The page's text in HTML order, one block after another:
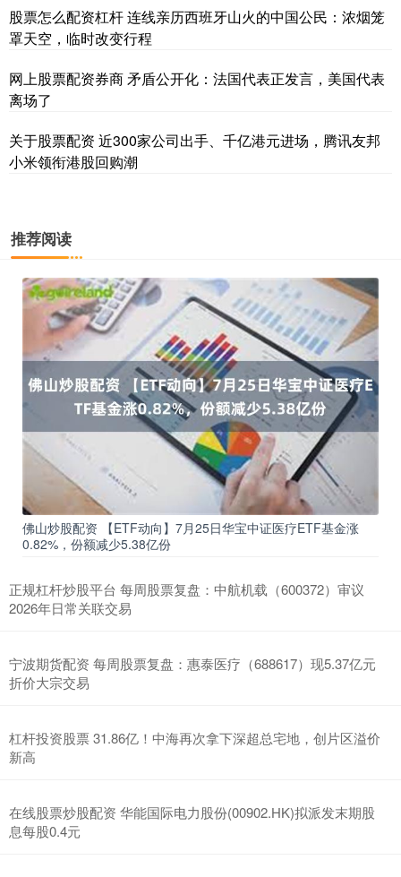
股票怎么配资杠杆 连线亲历西班牙山火的中国公民：浓烟笼
罩天空，临时改变行程
网上股票配资券商 矛盾公开化：法国代表正发言，美国代表
离场了
关于股票配资 近300家公司出手、千亿港元进场，腾讯友邦
小米领衔港股回购潮
推荐阅读
佛山炒股配资 【ETF动向】7月25日华宝中证医疗ETF基金涨
0.82%，份额减少5.38亿份
正规杠杆炒股平台 每周股票复盘：中航机载（600372）审议
2026年日常关联交易
宁波期货配资 每周股票复盘：惠泰医疗（688617）现5.37亿元
折价大宗交易
杠杆投资股票 31.86亿！中海再次拿下深超总宅地，创片区溢价
新高
在线股票炒股配资 华能国际电力股份(00902.HK)拟派发末期股
息每股0.4元